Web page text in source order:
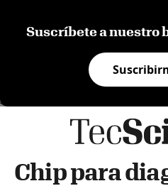
Suscríbete a nuestro
Chip para